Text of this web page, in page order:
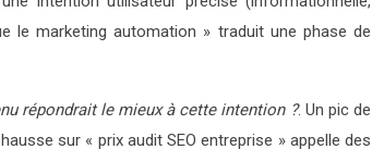
le marketing automation » traduit une phase de
répondrait le mieux à cette intention ?. Un pic de
sur « prix audit SEO entreprise » appelle des